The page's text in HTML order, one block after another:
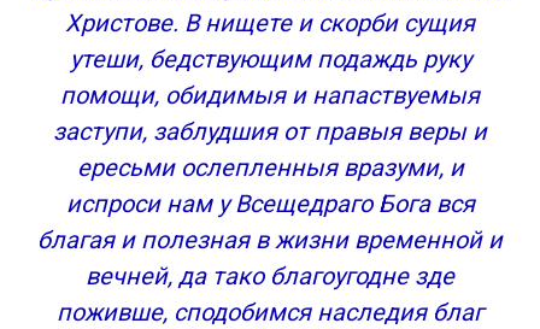
Христове. В нищете и скорби сущия
утеши, бедствующим подаждь руку
помощи, обидимыя и напаствуемыя
заступи, заблудшия от правыя веры и
ересьми ослепленныя вразуми, и
испроси нам у Всещедраго Бога вся
благая и полезная в жизни временной и
вечней, да тако благоугодне зде
поживше, сподобимся наследия благ